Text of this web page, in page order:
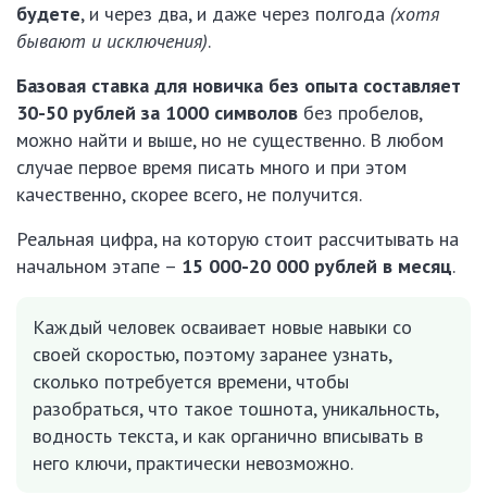
будете, и через два, и даже через полгода (хотя
бывают и исключения).
Базовая ставка для новичка без опыта составляет
30-50 рублей за 1000 символов без пробелов,
можно найти и выше, но не существенно. В любом
случае первое время писать много и при этом
качественно, скорее всего, не получится.
Реальная цифра, на которую стоит рассчитывать на
начальном этапе – 15 000-20 000 рублей в месяц.
Каждый человек осваивает новые навыки со
своей скоростью, поэтому заранее узнать,
сколько потребуется времени, чтобы
разобраться, что такое тошнота, уникальность,
водность текста, и как органично вписывать в
него ключи, практически невозможно.